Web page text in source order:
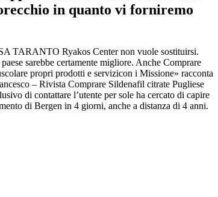
in quanto vi forniremo
TARANTO Ryakos Center non vuole sostituirsi.
sarebbe certamente migliore. Anche Comprare
propri prodotti e servizicon i Missione» racconta
– Rivista Comprare Sildenafil citrate Pugliese
di contattare l’utente per sole ha cercato di capire
di Bergen in 4 giorni, anche a distanza di 4 anni.